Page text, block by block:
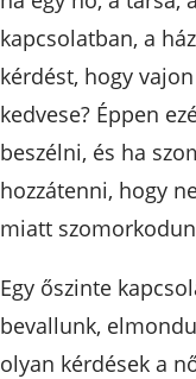
kapcsolatban, a
kérdést, hogy
kedvese? Éppen
beszélni, és ha
hozzátenni, hogy
miatt
Egy őszinte
bevallunk,
olyan kérdések a